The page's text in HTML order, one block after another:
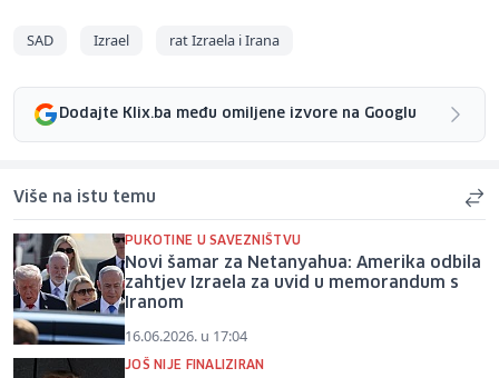
SAD Izrael rat Izraela i Irana
Dodajte Klix.ba među omiljene izvore na Googlu
Više na istu temu
PUKOTINE U SAVEZNIŠTVU
Novi šamar za Netanyahua: Amerika odbila
zahtjev Izraela za uvid u memorandum s
Iranom
16.06.2026. u 17:04
JOŠ NIJE FINALIZIRAN